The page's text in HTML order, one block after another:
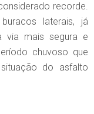
recorde.
laterais, já
via mais segura e
chuvoso que
do asfalto